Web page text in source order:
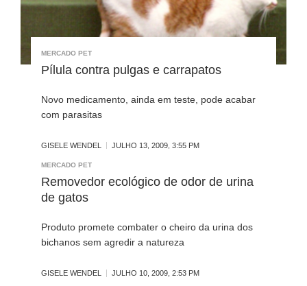
MERCADO PET
Pílula contra pulgas e carrapatos
Novo medicamento, ainda em teste, pode acabar
com parasitas
GISELE WENDEL JULHO 13, 2009, 3:55 PM
MERCADO PET
Removedor ecológico de odor de urina
de gatos
Produto promete combater o cheiro da urina dos
bichanos sem agredir a natureza
GISELE WENDEL JULHO 10, 2009, 2:53 PM